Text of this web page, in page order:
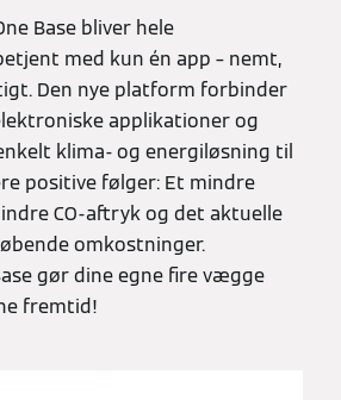
Base bliver hele
med kun én app – nemt,
Den nye platform forbinder
applikationer og
klima- og energiløsning til
positive følger: Et mindre
CO-aftryk og det aktuelle
omkostninger.
gør dine egne fire vægge
fremtid!